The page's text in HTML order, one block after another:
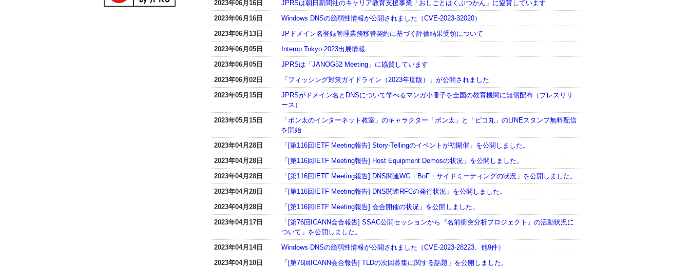
2023年06月16日
JPRSは朝日新聞社のキャリア教育支援事業「おしごとはくぶつかん」に協賛しています
2023年06月16日
Windows DNSの脆弱性情報が公開されました（CVE-2023-32020）
2023年06月13日
JPドメイン名登録管理業務移管契約に基づく評価結果受領について
2023年06月05日
Interop Tokyo 2023出展情報
2023年06月05日
JPRSは「JANOG52 Meeting」に協賛しています
2023年06月02日
「フィッシング対策ガイドライン（2023年度版）」が公開されました
2023年05月15日
JPRSがドメイン名とDNSについて学べるマンガ小冊子を全国の教育機関に無償配布（プレスリリ
ース）
2023年05月15日
「ポン太のインターネット教室」のキャラクター「ポン太」と「ピコ丸」のLINEスタンプ無料配信
を開始
2023年04月28日
「[第116回IETF Meeting報告] Story-Tellingのイベントが初開催」を公開しました。
2023年04月28日
「[第116回IETF Meeting報告] Host Equipment Demosの状況」を公開しました。
2023年04月28日
「[第116回IETF Meeting報告] DNS関連WG・BoF・サイドミーティングの状況」を公開しました。
2023年04月28日
「[第116回IETF Meeting報告] DNS関連RFCの発行状況」を公開しました。
2023年04月28日
「[第116回IETF Meeting報告] 会合開催の状況」を公開しました。
2023年04月17日
「[第76回ICANN会合報告] SSAC公開セッションから『名前衝突分析プロジェクト』の活動状況に
ついて」を公開しました。
2023年04月14日
Windows DNSの脆弱性情報が公開されました（CVE-2023-28223、他9件）
2023年04月10日
「[第76回ICANN会合報告] TLDの次回募集に関する話題」を公開しました。